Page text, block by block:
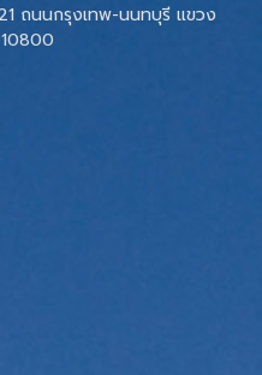
ถนนกรุงเทพ-นนทบุรี แขวง